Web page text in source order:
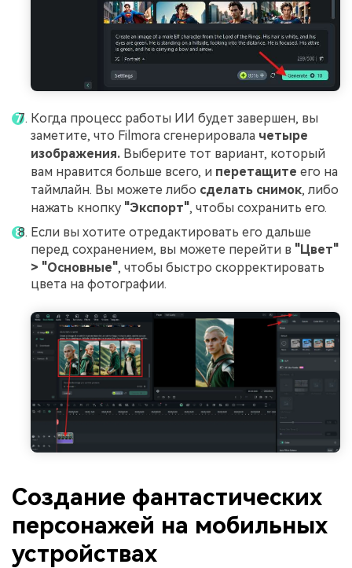
Когда процесс работы ИИ будет завершен, вы
заметите, что Filmora сгенерировала четыре
изображения. Выберите тот вариант, который
вам нравится больше всего, и перетащите его на
таймлайн. Вы можете либо сделать снимок, либо
нажать кнопку "Экспорт", чтобы сохранить его.
Если вы хотите отредактировать его дальше
перед сохранением, вы можете перейти в "Цвет"
> "Основные", чтобы быстро скорректировать
цвета на фотографии.
Создание фантастических
персонажей на мобильных
устройствах